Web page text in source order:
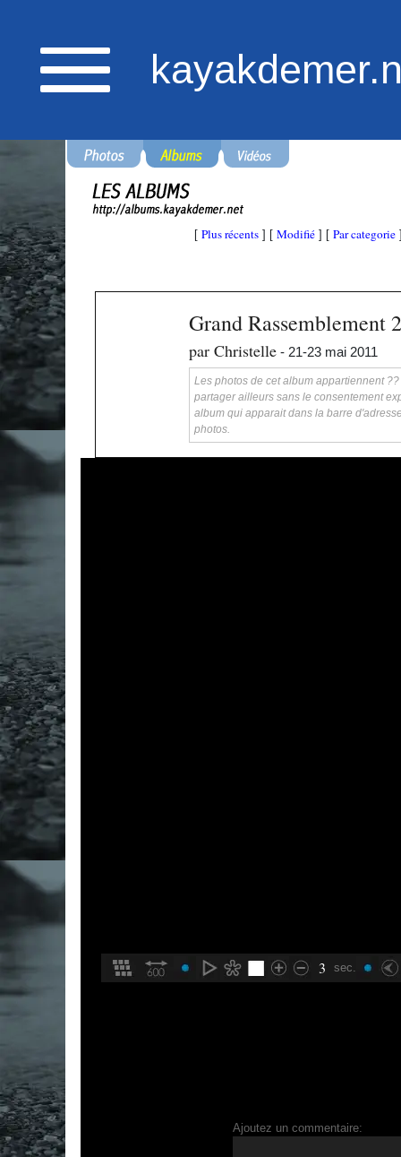
[ Plus récents ] [ Modifié ] [ Par categorie
Grand Rassemblement
par Christelle - 21-23 mai 2011
Les photos de cet album appartiennent
partager ailleurs sans le consentement
album qui apparait dans la barre
photos.
3 sec.
Ajoutez un commentaire: